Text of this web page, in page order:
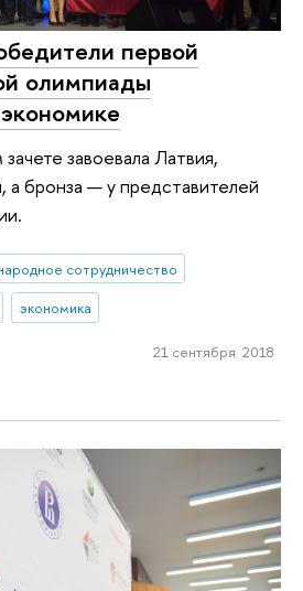
первой
олимпиады
завоевала Латвия,
бронза — у представителей
сотрудничество
экономика
21 сентября 2018